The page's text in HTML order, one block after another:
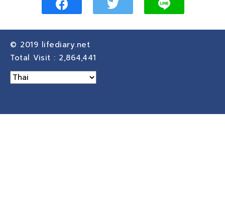
© 2019 lifediary.net
Total Visit : 2,864,441